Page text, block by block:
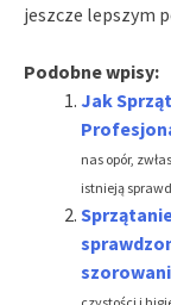
jeszcze lepszym
Podobne wpisy:
Jak
nas opór,
istnieją